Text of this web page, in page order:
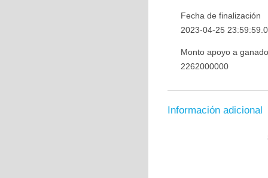
Fecha de finalización
2023-04-25 23:59:59.0
Monto apoyo a
2262000000
Información adicional